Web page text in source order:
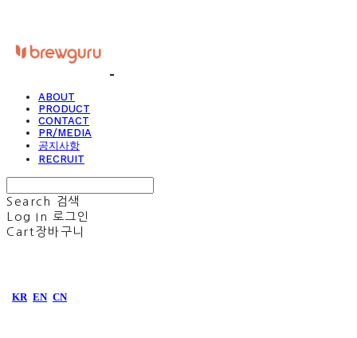
ABOUT
PRODUCT
CONTACT
PR/MEDIA
공지사항
RECRUIT
Search
검색
Log In
로그인
Cart 장바구니
KR EN CN